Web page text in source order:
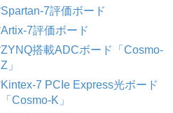
Spartan-7評価ボード
Artix-7評価ボード
ZYNQ搭載ADCボード「Cosmo-
Z」
Kintex-7 PCIe Express光ボード
「Cosmo-K」